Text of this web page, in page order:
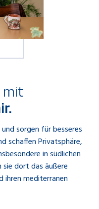
mit
sorgen für besseres
schaffen Privatsphäre,
in südlichen
sie dort das äußere
ihren mediterranen